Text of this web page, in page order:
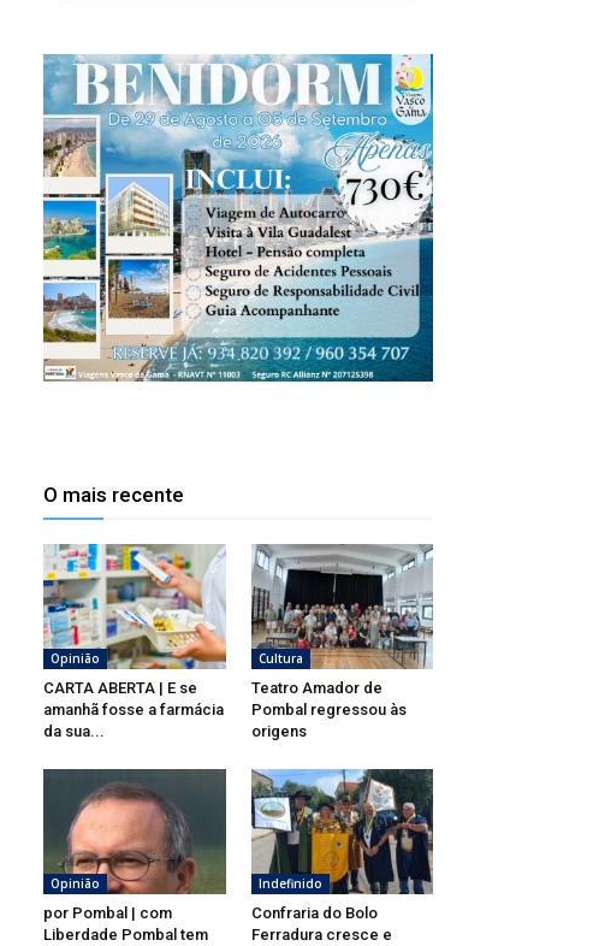
O mais recente
Opinião
CARTA ABERTA | E se
amanhã fosse a farmácia
da sua...
Cultura
Teatro Amador de
Pombal regressou às
origens
Opinião
por Pombal | com
Liberdade Pombal tem
Indefinido
Confraria do Bolo
Ferradura cresce e